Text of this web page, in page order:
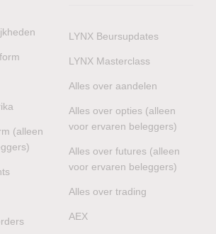
(alleen
LYNX Beursupdates
LYNX Masterclass
Alles over aandelen
Alles over opties (alleen
voor ervaren beleggers)
Alles over futures (alleen
voor ervaren beleggers)
Alles over trading
AEX